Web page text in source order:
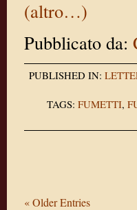
(altro…)
Pubblicato da:
PUBLISHED IN:
TAGS: FUMETTI,
« Older Entries